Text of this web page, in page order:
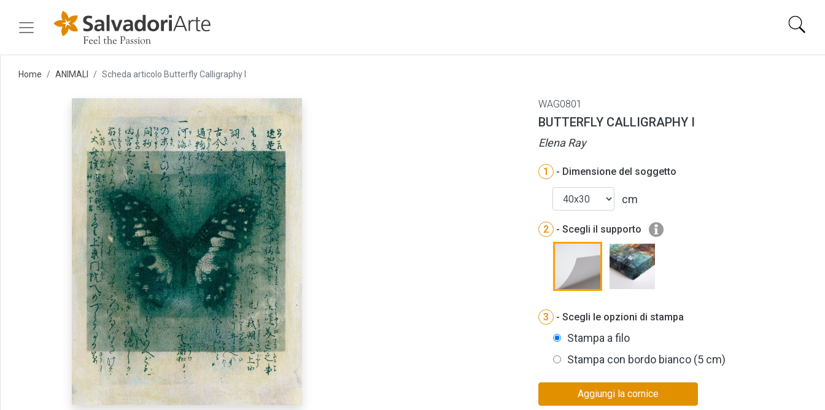
Home ANIMALI Scheda articolo Butterfly Calligraphy I
WAG0801
BUTTERFLY CALLIGRAPHY I
Elena Ray
1 - Dimensione del soggetto
cm
2 - Scegli il supporto
3 - Scegli le opzioni di stampa
Stampa a filo
Stampa con bordo bianco (5 cm)
Aggiungi la cornice